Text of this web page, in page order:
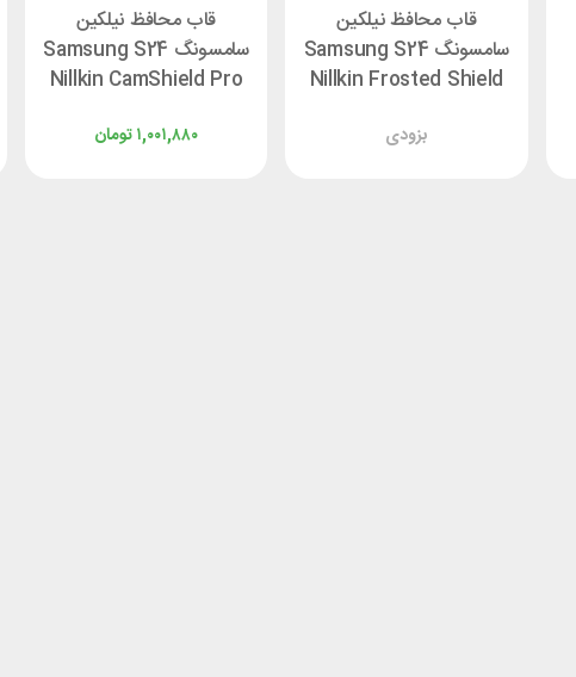
قاب محافظ نیلکین
سامسونگ Samsung S24
Nillkin Frosted Shield
بزودی
قاب محافظ نیلکین
سامسونگ Samsung S24
Nillkin CamShield Pro
تومان۱,۰۰۱,۸۸۰